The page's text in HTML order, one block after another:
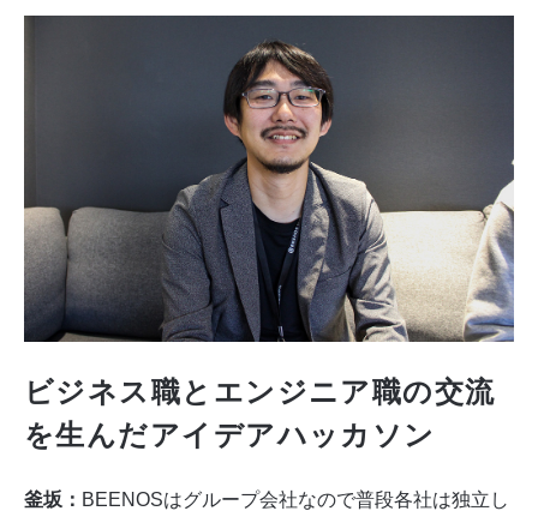
ビジネス職とエンジニア職の交流
を生んだアイデアハッカソン
釜坂： BEENOSはグループ会社なので普段各社は独立し